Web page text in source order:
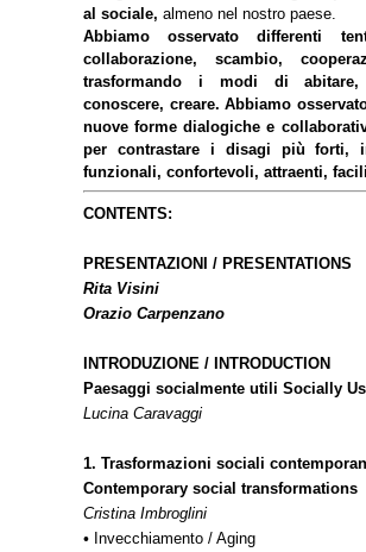
al sociale, almeno nel nostro paese.
Abbiamo osservato differenti
collaborazione, scambio,
trasformando i modi di abitare,
conoscere, creare. Abbiamo
nuove forme dialogiche e
per contrastare i disagi più forti,
funzionali, confortevoli, attraenti,
CONTENTS:
PRESENTAZIONI / PRESENTATIONS
Rita Visini
Orazio Carpenzano
INTRODUZIONE / INTRODUCTION
Paesaggi socialmente utili Socially
Lucina Caravaggi
1. Trasformazioni sociali
Contemporary social transformations
Cristina Imbroglini
• Invecchiamento / Aging